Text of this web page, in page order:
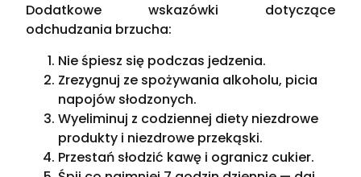
Dodatkowe wskazówki dotyczące
odchudzania brzucha:
Nie śpiesz się podczas jedzenia.
Zrezygnuj ze spożywania alkoholu, picia
napojów słodzonych.
Wyeliminuj z codziennej diety niezdrowe
produkty i niezdrowe przekąski.
Przestań słodzić kawę i ogranicz cukier.